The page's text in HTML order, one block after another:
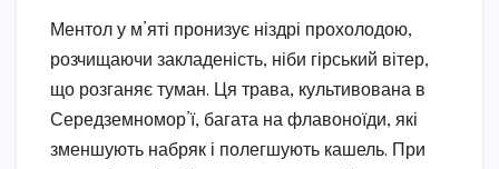
Ментол у м’яті пронизує ніздрі прохолодою,
розчищаючи закладеність, ніби гірський вітер,
що розганяє туман. Ця трава, культивована в
Середземномор’ї, багата на флавоноїди, які
зменшують набряк і полегшують кашель. При